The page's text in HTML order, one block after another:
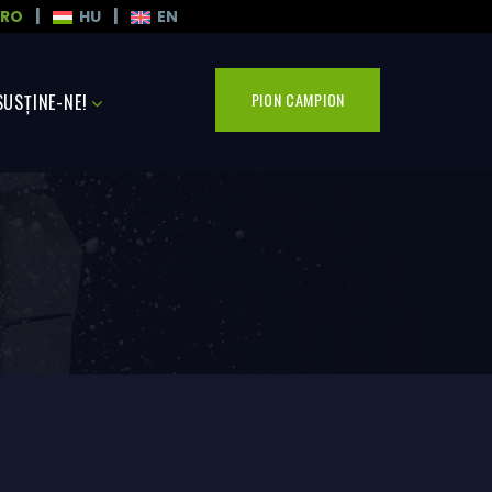
| HU | EN
NE! PION CAMPION